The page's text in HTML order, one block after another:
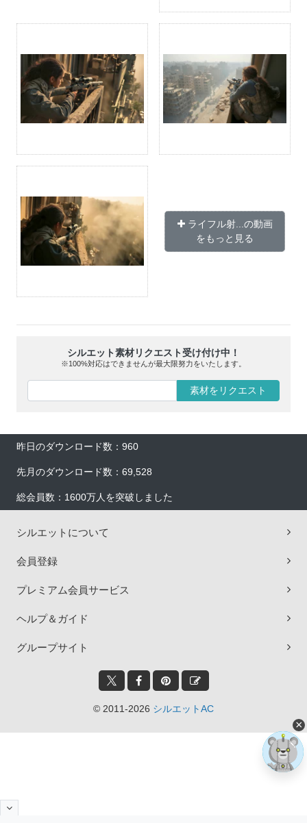
ライフル射...の動画
をもっと見る
シルエット素材リクエスト受け付け中！
※100%対応はできませんが最大限努力をいたします。
素材をリクエスト
昨日のダウンロード数：960
先月のダウンロード数：69,528
総会員数：1600万人を突破しました
シルエットについて
会員登録
プレミアム会員サービス
ヘルプ＆ガイド
グループサイト
© 2011-2026 シルエットAC
×